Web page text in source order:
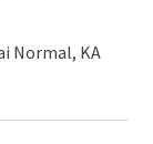
Normal, KA